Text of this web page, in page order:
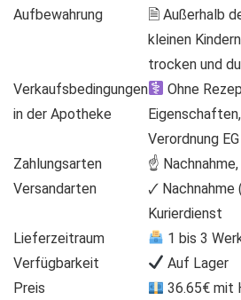
Aufbewahrung
🗎 Außerhalb
kleinen
trocken und
Verkaufsbedingungen
in der Apotheke
Ohne
Verordnung
Zahlungsarten
☝
Versandarten
🗸 Nachnahme
Kurierdienst
Lieferzeitraum
1 bis 3
Verfügbarkeit
Auf Lager
Preis
36.65€ mit